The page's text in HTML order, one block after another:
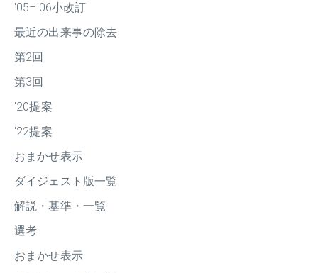
'05–'06小改訂
最近の出来事の除去
第2回
第3回
'20提案
'22提案
おまかせ表示
ダイジェスト版一覧
解説・基準・一覧
選考
おまかせ表示